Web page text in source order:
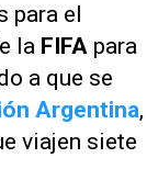
para el
la FIFA para
a que se
Argentina,
viajen siete